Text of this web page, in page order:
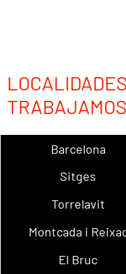
Barcelona
Sitges
Torrelavit
Montcada i
El Bruc